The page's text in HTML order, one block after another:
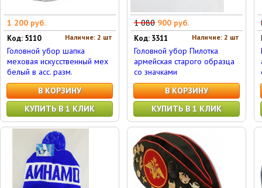
1 200 руб.
Наличие: 2 шт
Код: 5110
Головной убор шапка
меховая искусственный мех
белый в асс. разм.
В КОРЗИНУ
КУПИТЬ В 1 КЛИК
1 080 900 руб.
Наличие: 2 шт
Код: 3311
Головной убор Пилотка
армейская старого образца
со значками
В КОРЗИНУ
КУПИТЬ В 1 КЛИК